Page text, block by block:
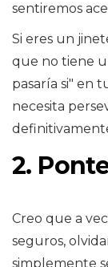
sentiremos
Si eres un
que no tiene
pasaría si" en
necesita
2.
Creo que a
seguros,
simplemente